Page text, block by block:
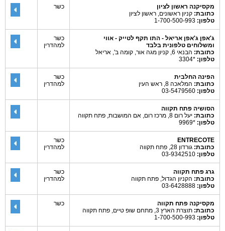
מקסיקנה ראשון לציון
כתובת: קניון ראשונים, ראשון לציון
טלפון:
כשר
ג'אפן ג'אפן אריאל - התו תקף לטייק - אווי
ומשלוחים טלפונית בלבד
כתובת: הבנאי 6, קניון מגה אור, קומה ב', אריאל
טלפון: *3304
כשר
למהדרין
הפינה החלבית
כתובת: המלאכה 8, ראש העין
טלפון:
כשר
למהדרין
הסושיה פתח תקווה
כתובת: יעל רום 8, מרכז רום, אם המושבות, פתח תקווה
טלפון: *9969
ENTRECOTE
כתובת: גורדון 28, פתח תקווה
טלפון:
כשר
למהדרין
גרג פתח תקווה
כתובת: הקניון הגדול, פתח תקווה
טלפון:
כשר
למהדרין
מקסיקנה פתח תקווה
כתובת: תוצרת הארץ 3, מתחם שופ טיים, פתח תקווה
טלפון:
כשר